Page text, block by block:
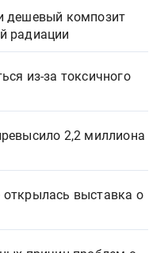
дешевый композит
радиации
из-за токсичного
2,2 миллиона
выставка о